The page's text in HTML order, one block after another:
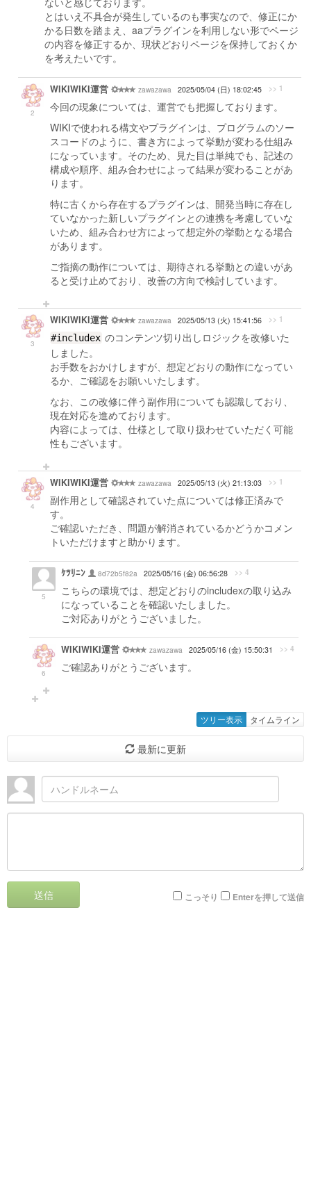
とはいえ不具合が発生しているのも事実なので、修正にか
かる日数を踏まえ、aaプラグインを利用しない形でページ
の内容を修正するか、現状どおりページを保持しておくか
を考えたいです。
2
WIKIWIKI運営 zawazawa 2025/05/04 (日) 18:02:45 >> 1
今回の現象については、運営でも把握しております。
WIKIで使われる構文やプラグインは、プログラムのソー
スコードのように、書き方によって挙動が変わる仕組み
になっています。そのため、見た目は単純でも、記述の
構成や順序、組み合わせによって結果が変わることがあ
ります。
特に古くから存在するプラグインは、開発当時に存在し
ていなかった新しいプラグインとの連携を考慮していな
いため、組み合わせ方によって想定外の挙動となる場合
があります。
ご指摘の動作については、期待される挙動との違いがあ
ると受け止めており、改善の方向で検討しています。
3
WIKIWIKI運営 zawazawa 2025/05/13 (火) 15:41:56 >> 1
#includex のコンテンツ切り出しロジックを改修いた
しました。
お手数をおかけしますが、想定どおりの動作になってい
るか、ご確認をお願いいたします。
なお、この改修に伴う副作用についても認識しており、
現在対応を進めております。
内容によっては、仕様として取り扱わせていただく可能
性もございます。
4
WIKIWIKI運営 zawazawa 2025/05/13 (火) 21:13:03 >> 1
副作用として確認されていた点については修正済みで
す。
ご確認いただき、問題が解消されているかどうかコメン
トいただけますと助かります。
5
ｹﾂﾘﾆﾝ 8d72b5f82a 2025/05/16 (金) 06:56:28 >> 4
こちらの環境では、想定どおりのincludexの取り込み
になっていることを確認いたしました。
ご対応ありがとうございました。
6
WIKIWIKI運営 zawazawa 2025/05/16 (金) 15:50:31 >> 4
ご確認ありがとうございます。
ツリー表示 タイムライン
最新に更新
送信 こっそり Enterを押して送信